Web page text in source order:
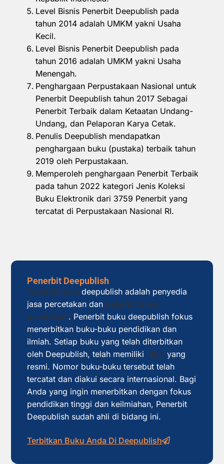
Level Bisnis Penerbit Deepublish pada
tahun 2014 adalah UMKM yakni Usaha
Kecil.
Level Bisnis Penerbit Deepublish pada
tahun 2016 adalah UMKM yakni Usaha
Menengah.
Penghargaan Perpustakaan Nasional untuk
Penerbit Deepublish tahun 2017 Sebagai
Penerbit Terbaik dalam Ketaatan Undang-
Undang, dan Pelaporan Karya Cetak.
Penulis Deepublish mendapatkan
penghargaan buku (pustaka) terbaik tahun
2019 oleh Perpustakaan.
Memperoleh penghargaan Penerbit Terbaik
pada tahun 2022 kategori Jenis Koleksi
Buku Elektronik dari 3759 Penerbit yang
tercatat di Perpustakaan Nasional RI.
Penerbit Deepublish
Penerbit buku deepublish adalah penyedia
jasa percetakan dan penerbit buku
pendidikan. Penerbit buku deepublish fokus
menerbitkan buku-buku pendidikan dan
ilmiah. Setiap buku yang telah diterbitkan
oleh Deepublish, telah memiliki ISBN yang
resmi. Nomor buku-buku tersebut telah
tercatat dan diakui secara internasional. Bagi
Anda yang ingin menerbitkan dengan fokus
pendidikan tinggi dan keilmiahan, Penerbit
Deepublish sudah ahli di bidang ini.
Terbitkan Buku Anda Di Deepublish